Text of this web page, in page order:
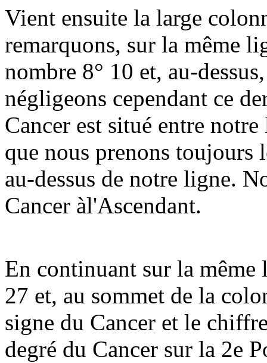
Vient ensuite la large
remarquons, sur la même
nombre 8° 10 et, au-
négligeons cependant ce
Cancer est situé entre
que nous prenons toujours
au-dessus de notre ligne.
Cancer àl'Ascendant.
En continuant sur la
27 et, au sommet de la
signe du Cancer et le
degré du Cancer sur la 2e